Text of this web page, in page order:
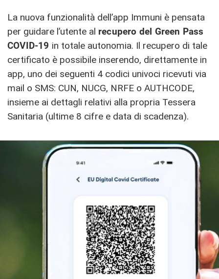
La nuova funzionalità dell’app Immuni è pensata
per guidare l’utente al recupero del Green Pass
COVID-19 in totale autonomia. Il recupero di tale
certificato è possibile inserendo, direttamente in
app, uno dei seguenti 4 codici univoci ricevuti via
mail o SMS: CUN, NUCG, NRFE o AUTHCODE,
insieme ai dettagli relativi alla propria Tessera
Sanitaria (ultime 8 cifre e data di scadenza).